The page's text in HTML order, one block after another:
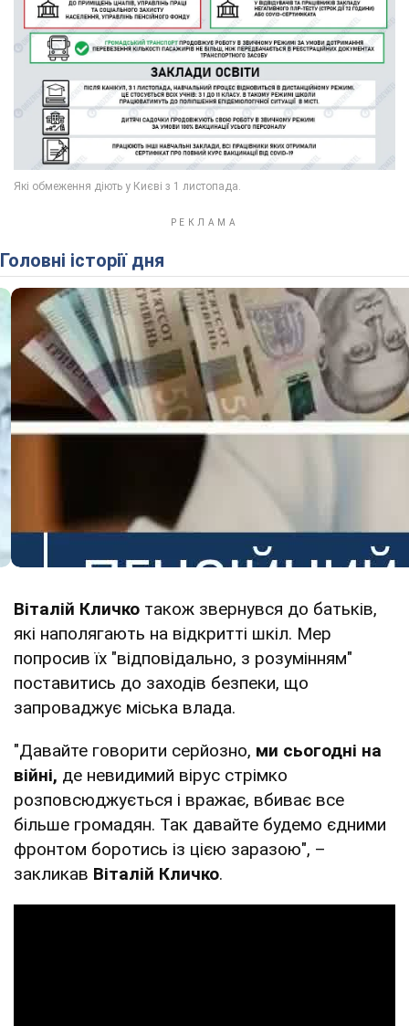
Головні історії дня
Віталій Кличко також звернувся до батьків,
які наполягають на відкритті шкіл. Мер
попросив їх "відповідально, з розумінням"
поставитись до заходів безпеки, що
запроваджує міська влада.
"Давайте говорити серйозно, ми сьогодні на
війні, де невидимий вірус стрімко
розповсюджується і вражає, вбиває все
більше громадян. Так давайте будемо єдними
фронтом боротись із цією заразою", –
закликав Віталій Кличко.